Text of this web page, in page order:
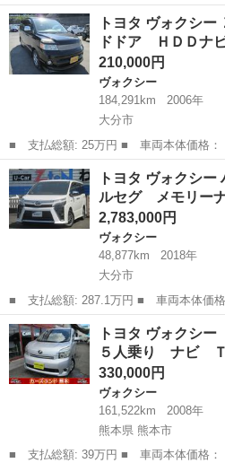
ー名： トヨタ ■ 車種名： ヴォクシ
リッドＺＳ 煌ＩＩ 禁煙車 モデリス
正１０．...
大分 大分市 ヴォクシー
トヨタ ヴォクシ
ドドア ＨＤＤ
210,000円
ヴォクシー
184,291km
2006年
大分市
■ 支払総額: 25万円 ■ 車両本体価格： 210,000 円 ■ メーカー
名： トヨタ ■ 車種名： ヴォクシ
両側パワースライドドア ＨＤＤナビ
ブルエアコン Ａ...
大分 大分市 ヴォクシー
トヨタ ヴォクシ
ルセグ メモリ
2,783,000円
ヴォクシー
48,877km
2018年
大分市
■ 支払総額: 287.1万円 ■ 車両本体価格： 2,783,000 円 ■ メーカ
ー名： トヨタ ■ 車種名： ヴォクシ
リッドＺＳ 煌 フルセグ メモリーナ
ラ 衝突...
大分 大分市 ヴォクシー
トヨタ ヴォクシ
５人乗り ナビ
330,000円
ヴォクシー
161,522km
2008年
熊本県 熊本市
■ 支払総額: 39万円 ■ 車両本体価格： 330,000 円 ■ メーカー